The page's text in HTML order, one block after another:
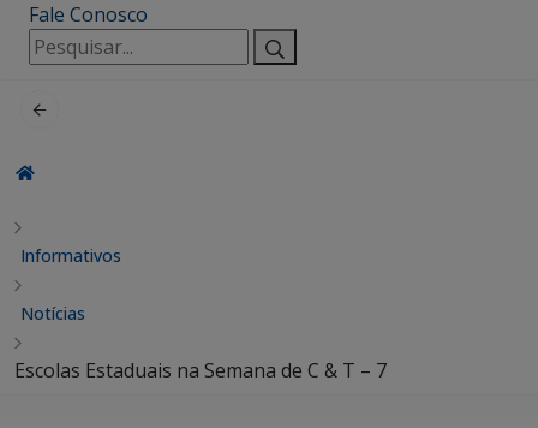
Fale Conosco
Pesquisar
por:
Informativos
Notícias
Escolas Estaduais na Semana de C & T – 7